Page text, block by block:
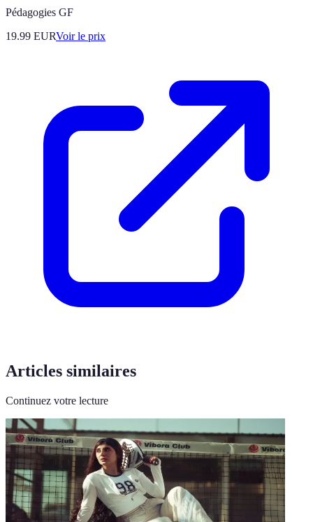
Pédagogies GF
19.99 EURVoir le prix
Articles similaires
Continuez votre lecture